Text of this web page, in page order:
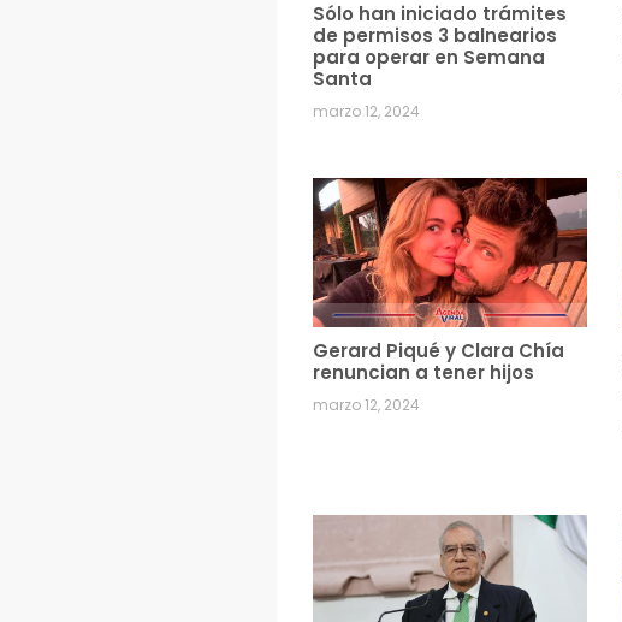
Sólo han iniciado trámites
de permisos 3 balnearios
para operar en Semana
Santa
marzo 12, 2024
Gerard Piqué y Clara Chía
renuncian a tener hijos
marzo 12, 2024